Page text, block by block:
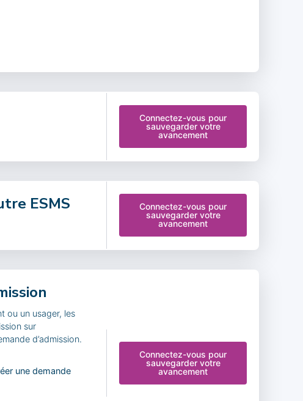
Connectez-vous pour
sauvegarder votre
avancement
ESMS
Connectez-vous pour
sauvegarder votre
avancement
ou un usager, les
sur
d’admission.
une demande
Connectez-vous pour
sauvegarder votre
avancement